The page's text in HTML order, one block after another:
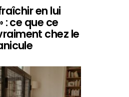
en lui
: ce que ce
chez le